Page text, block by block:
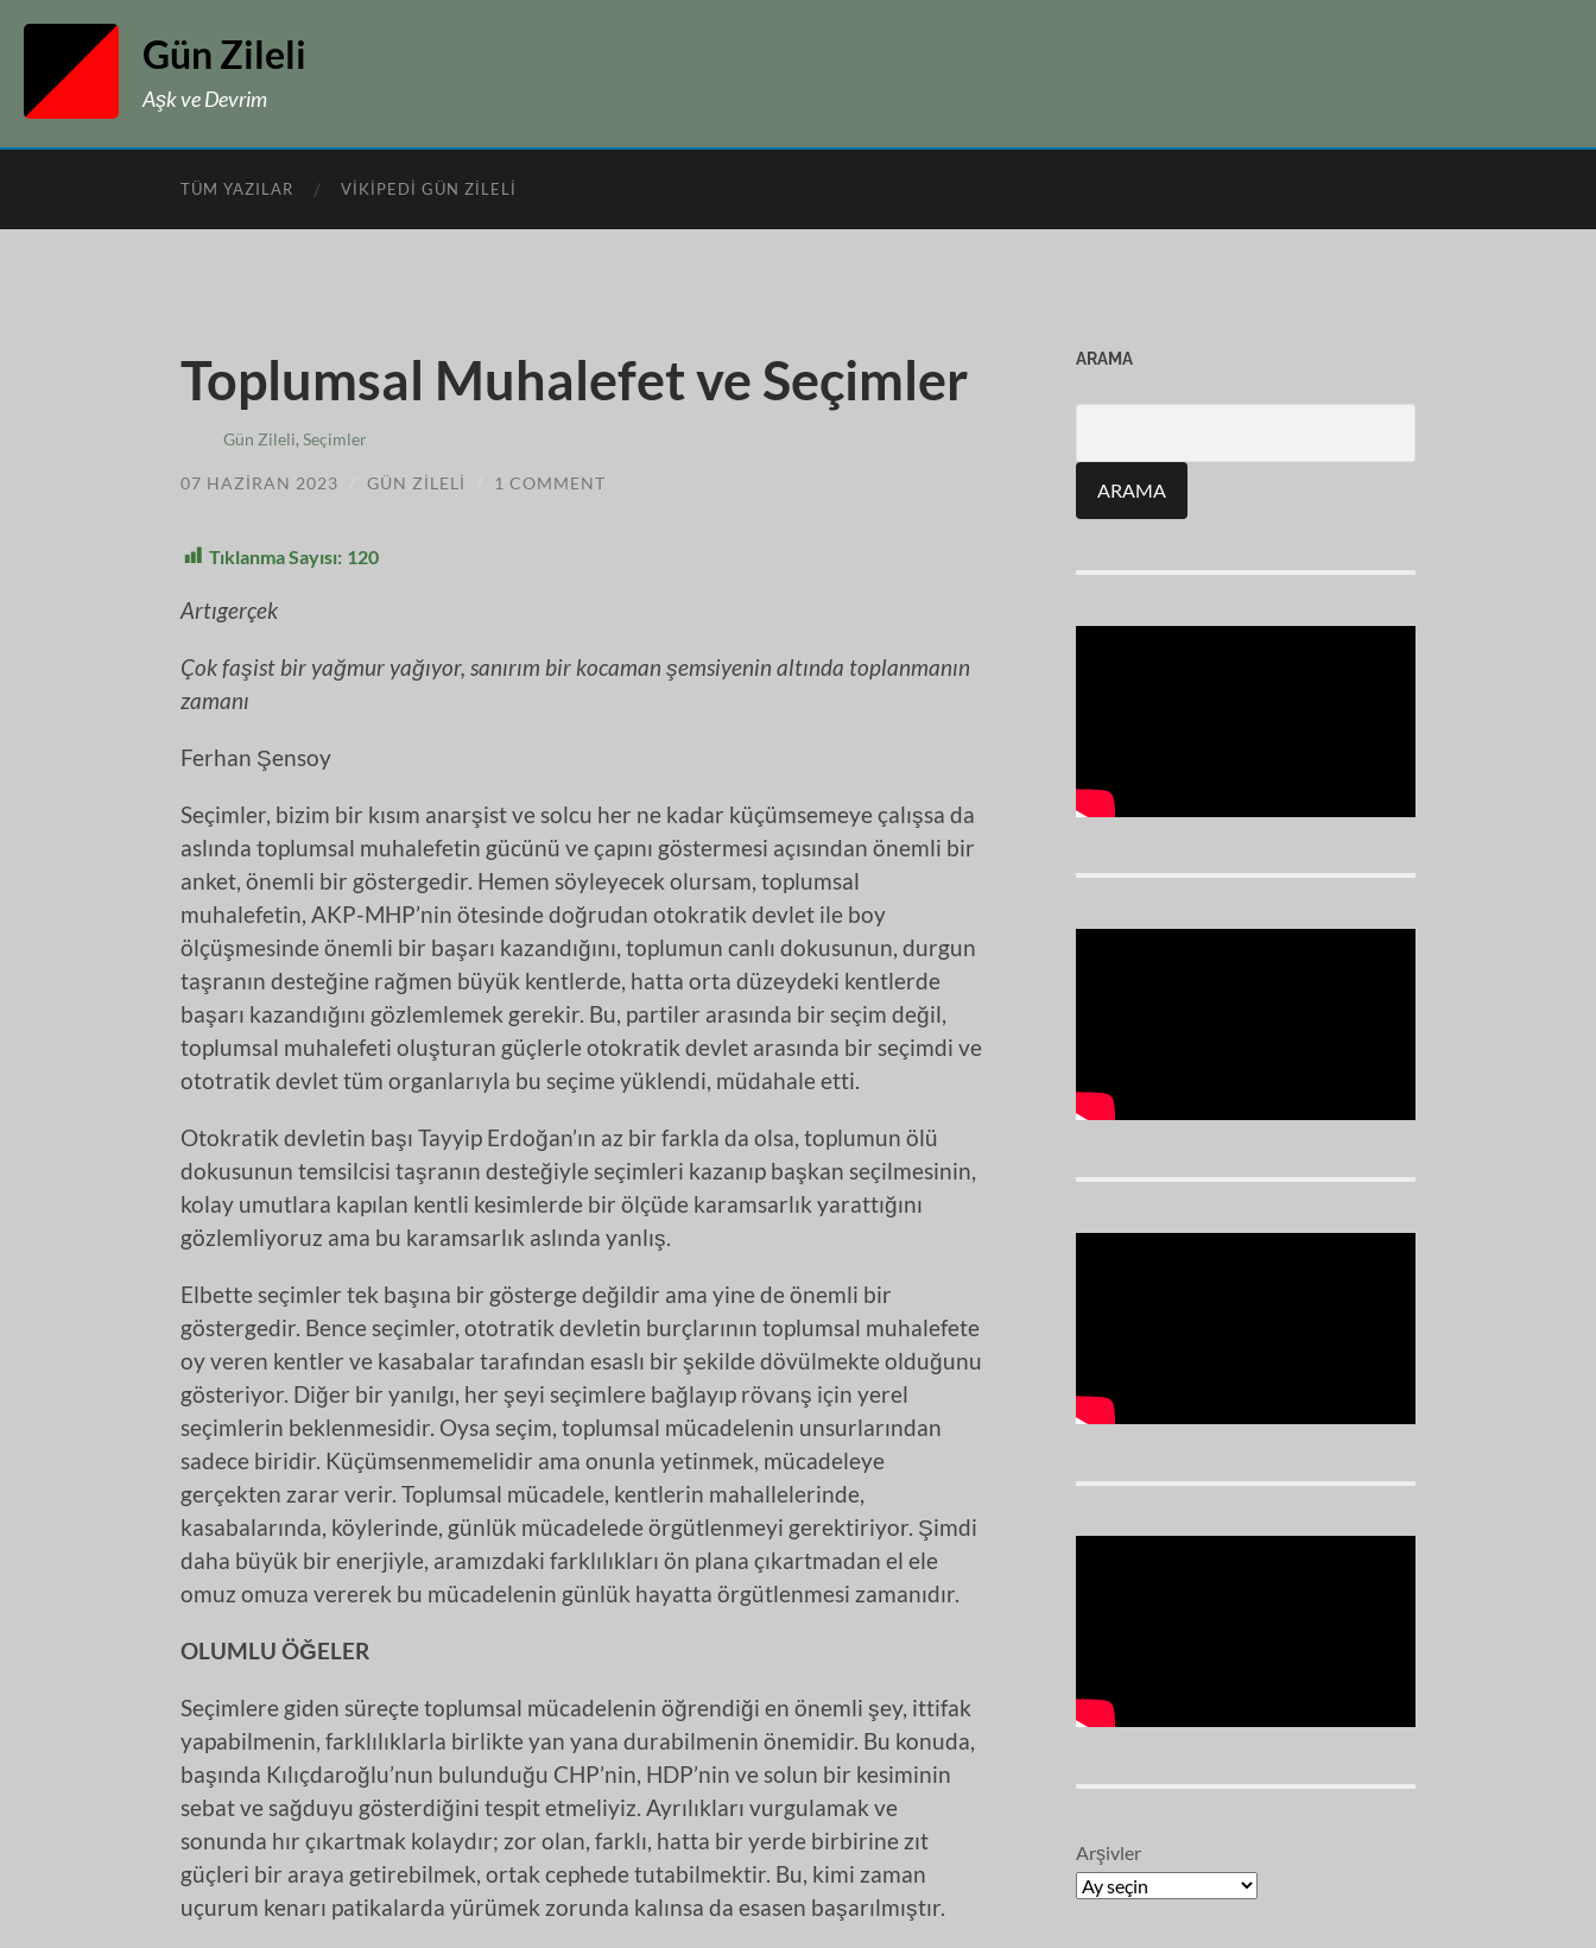
Gün Zileli
Aşk ve Devrim
TÜM YAZILAR VIKIPEDI GÜN ZILELI
Toplumsal Muhalefet ve Seçimler
Gün Zileli, Seçimler
07 HAZIRAN 2023 GÜN ZILELI 1 COMMENT
Tıklanma Sayısı: 120
Artıgerçek
Çok faşist bir yağmur yağıyor, sanırım bir kocaman şemsiyenin altında toplanmanın
zamanı
Ferhan Şensoy
Seçimler, bizim bir kısım anarşist ve solcu her ne kadar küçümsemeye çalışsa da
aslında toplumsal muhalefetin gücünü ve çapını göstermesi açısından önemli bir
anket, önemli bir göstergedir. Hemen söyleyecek olursam, toplumsal
muhalefetin, AKP-MHP’nin ötesinde doğrudan otokratik devlet ile boy
ölçüşmesinde önemli bir başarı kazandığını, toplumun canlı dokusunun, durgun
taşranın desteğine rağmen büyük kentlerde, hatta orta düzeydeki kentlerde
başarı kazandığını gözlemlemek gerekir. Bu, partiler arasında bir seçim değil,
toplumsal muhalefeti oluşturan güçlerle otokratik devlet arasında bir seçimdi ve
ototratik devlet tüm organlarıyla bu seçime yüklendi, müdahale etti.
Otokratik devletin başı Tayyip Erdoğan’ın az bir farkla da olsa, toplumun ölü
dokusunun temsilcisi taşranın desteğiyle seçimleri kazanıp başkan seçilmesinin,
kolay umutlara kapılan kentli kesimlerde bir ölçüde karamsarlık yarattığını
gözlemliyoruz ama bu karamsarlık aslında yanlış.
Elbette seçimler tek başına bir gösterge değildir ama yine de önemli bir
göstergedir. Bence seçimler, ototratik devletin burçlarının toplumsal muhalefete
oy veren kentler ve kasabalar tarafından esaslı bir şekilde dövülmekte olduğunu
gösteriyor. Diğer bir yanılgı, her şeyi seçimlere bağlayıp rövanş için yerel
seçimlerin beklenmesidir. Oysa seçim, toplumsal mücadelenin unsurlarından
sadece biridir. Küçümsenmemelidir ama onunla yetinmek, mücadeleye
gerçekten zarar verir. Toplumsal mücadele, kentlerin mahallelerinde,
kasabalarında, köylerinde, günlük mücadelede örgütlenmeyi gerektiriyor. Şimdi
daha büyük bir enerjiyle, aramızdaki farklılıkları ön plana çıkartmadan el ele
omuz omuza vererek bu mücadelenin günlük hayatta örgütlenmesi zamanıdır.
OLUMLU ÖĞELER
Seçimlere giden süreçte toplumsal mücadelenin öğrendiği en önemli şey, ittifak
yapabilmenin, farklılıklarla birlikte yan yana durabilmenin önemidir. Bu konuda,
başında Kılıçdaroğlu’nun bulunduğu CHP’nin, HDP’nin ve solun bir kesiminin
sebat ve sağduyu gösterdiğini tespit etmeliyiz. Ayrılıkları vurgulamak ve
sonunda hır çıkartmak kolaydır; zor olan, farklı, hatta bir yerde birbirine zıt
güçleri bir araya getirebilmek, ortak cephede tutabilmektir. Bu, kimi zaman
uçurum kenarı patikalarda yürümek zorunda kalınsa da esasen başarılmıştır.
ARAMA
Arşivler